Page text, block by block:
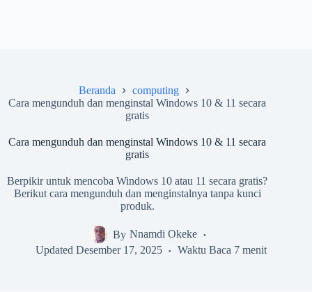
Beranda
computing
Cara mengunduh dan menginstal Windows 10 & 11 secara
gratis
Cara mengunduh dan menginstal Windows 10 & 11 secara
gratis
Berpikir untuk mencoba Windows 10 atau 11 secara gratis?
Berikut cara mengunduh dan menginstalnya tanpa kunci
produk.
By Nnamdi Okeke
Updated Desember 17, 2025 Waktu Baca 7 menit